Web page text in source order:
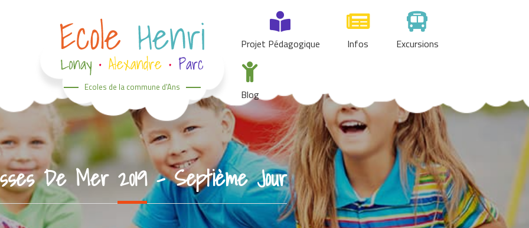
Ecoles de la commune d'Ans
Projet Pédagogique Infos Excursions
Blog
De Mer 2019 – Septième Jour